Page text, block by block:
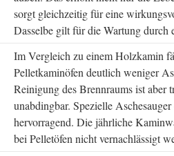
sorgt gleichzeitig für eine
Dasselbe gilt für die Wartung durch
Im Vergleich zu einem Holzkamin
Pelletkaminöfen deutlich weniger
Reinigung des Brennraums ist aber
unabdingbar. Spezielle
hervorragend. Die jährliche
bei Pelletöfen nicht vernachlässigt